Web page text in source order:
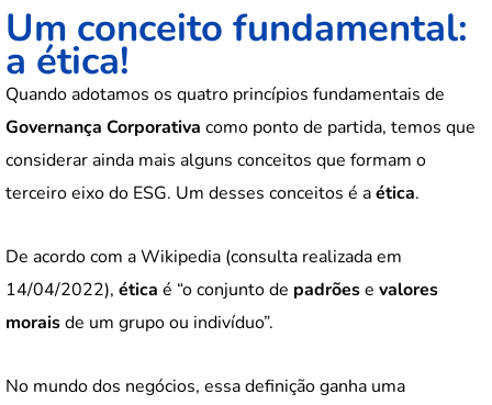
Um conceito fundamental:
a ética!
Quando adotamos os quatro princípios fundamentais de
Governança Corporativa como ponto de partida, temos que
considerar ainda mais alguns conceitos que formam o
terceiro eixo do ESG. Um desses conceitos é aética.
De acordo com a Wikipedia (consulta realizada em
14/04/2022), ética é “o conjunto de padrõese valores
moraisde um grupo ou indivíduo”.
No mundo dos negócios, essa definição ganha uma